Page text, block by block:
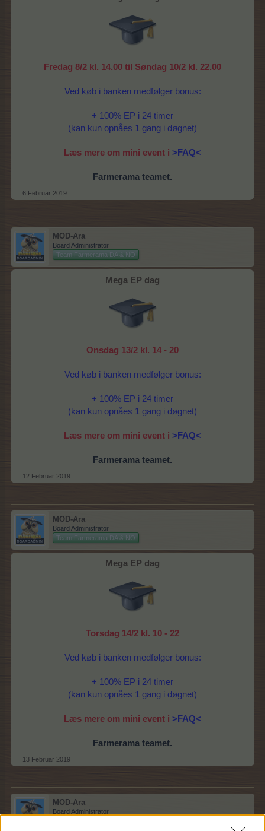
Fredag 8/2 kl. 14.00 til Søndag 10/2 kl. 22.00
Ved køb i banken medfølger bonus:
+ 100% EP i 24 timer
(kan kun opnåes 1 gang i døgnet)
Læs mere om mini event i >FAQ<
Farmerama teamet.
6 Februar 2019
MOD-Ara
Board Administrator
Team Farmerama DA & NO
Mega EP dag
Onsdag 13/2 kl. 14 - 20
Ved køb i banken medfølger bonus:
+ 100% EP i 24 timer
(kan kun opnåes 1 gang i døgnet)
Læs mere om mini event i >FAQ<
Farmerama teamet.
12 Februar 2019
MOD-Ara
Board Administrator
Team Farmerama DA & NO
Mega EP dag
Torsdag 14/2 kl. 10 - 22
Ved køb i banken medfølger bonus:
+ 100% EP i 24 timer
(kan kun opnåes 1 gang i døgnet)
Læs mere om mini event i >FAQ<
Farmerama teamet.
13 Februar 2019
MOD-Ara
Board Administrator